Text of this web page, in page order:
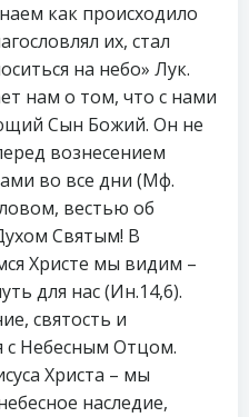
как происходило
их, стал
на небо» Лук.
нам о том, что с нами
Сын Божий. Он не
вознесением
во все дни (Мф.
вестью об
Святым! В
Христе мы видим –
для нас (Ин.14,6).
святость и
с Небесным Отцом.
Христа – мы
наследие,